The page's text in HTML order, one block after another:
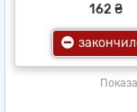
162 ₴